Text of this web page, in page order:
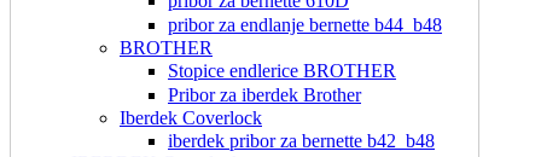
pribor za endlanje bernette b44_b48
BROTHER
Stopice endlerice BROTHER
Pribor za iberdek Brother
Iberdek Coverlock
iberdek pribor za bernette b42_b48